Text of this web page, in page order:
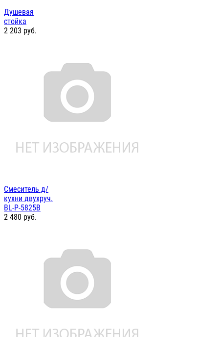
Душевая
стойка
2 203 руб.
Смеситель д/
кухни двухруч.
BL-P-5825B
2 480 руб.